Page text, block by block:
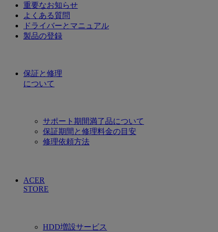
重要なお知らせ
よくある質問
ドライバーとマニュアル
製品の登録
保証と修理
について
サポート期間満了品について
保証期間と修理料金の目安
修理依頼方法
ACER
STORE
HDD増設サービス